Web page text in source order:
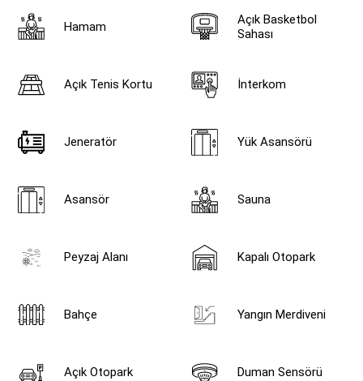
Hamam
Açık Basketbol
Sahası
Açık Tenis Kortu İnterkom
Jeneratör Yük Asansörü
Asansör Sauna
Peyzaj Alanı Kapalı Otopark
Bahçe Yangın Merdiveni
Açık Otopark Duman Sensörü